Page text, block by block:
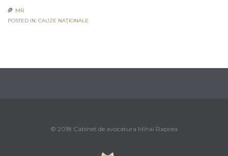
 MR
POSTED IN: CAUZE NAŢIONALE
© 2018 Cabinet de avocatura Mihai Rapcea